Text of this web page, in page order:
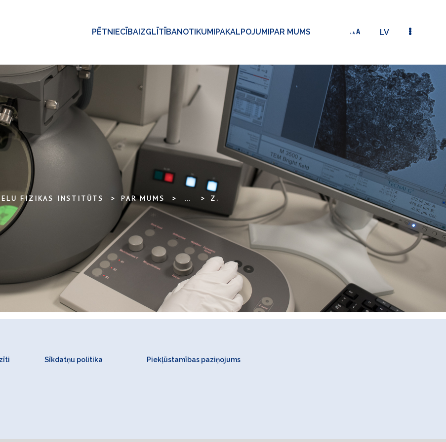
PĒTNIECĪBAIZGLĪTĪBANOTIKUMIPAKALPOJUMIPAR MUMS LV
FIZIKAS INSTITŪTS PAR MUMS ... ZIŅA
Sīkdatņu politika Piekļūstamības paziņojums